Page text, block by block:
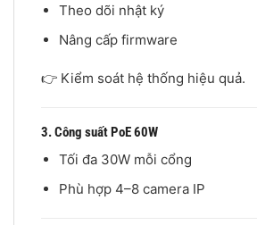
Theo dõi nhật ký
Nâng cấp firmware
👉 Kiểm soát hệ thống hiệu quả.
3. Công suất PoE 60W
Tối đa 30W mỗi cổng
Phù hợp 4–8 camera IP